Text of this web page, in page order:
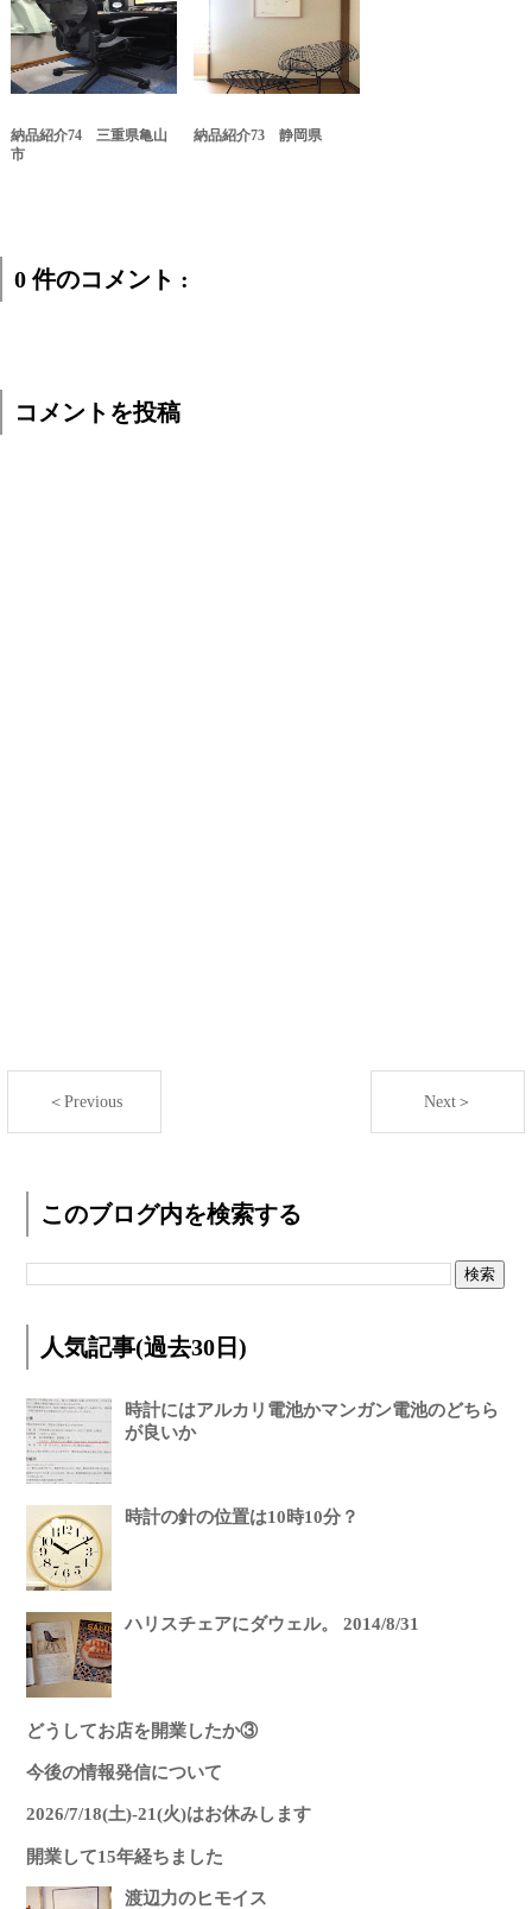
納品紹介74 三重県亀山
市
納品紹介73 静岡県
0 件のコメント :
コメントを投稿
＜Previous Next＞
このブログ内を検索する
人気記事(過去30日)
時計にはアルカリ電池かマンガン電池のどちら
が良いか
時計の針の位置は10時10分？
ハリスチェアにダウェル。 2014/8/31
どうしてお店を開業したか③
今後の情報発信について
2026/7/18(土)-21(火)はお休みします
開業して15年経ちました
渡辺力のヒモイス